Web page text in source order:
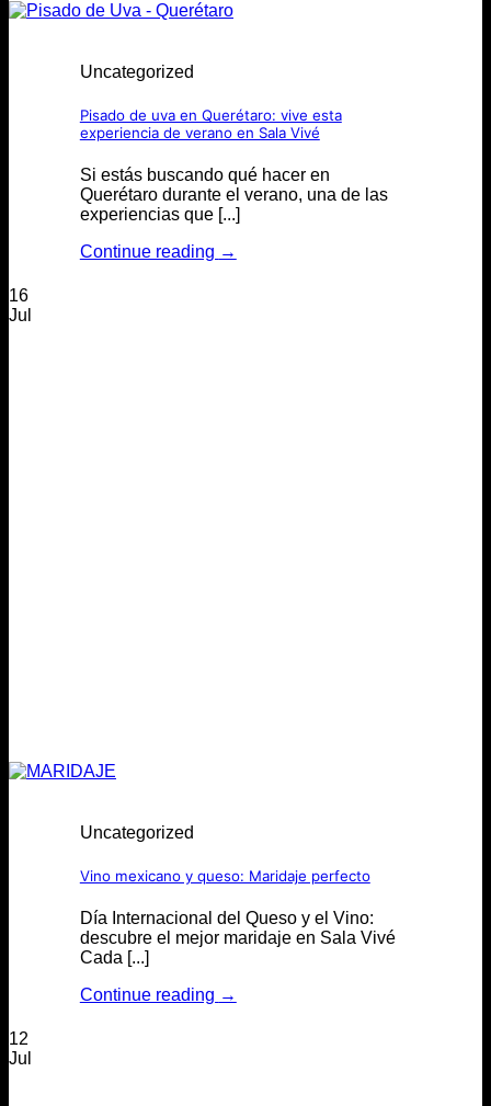
Uncategorized
Pisado de uva en Querétaro: vive esta
experiencia de verano en Sala Vivé
Si estás buscando qué hacer en
Querétaro durante el verano, una de las
experiencias que [...]
Continue reading →
16
Jul
Uncategorized
Vino mexicano y queso: Maridaje perfecto
Día Internacional del Queso y el Vino:
descubre el mejor maridaje en Sala Vivé
Cada [...]
Continue reading →
12
Jul